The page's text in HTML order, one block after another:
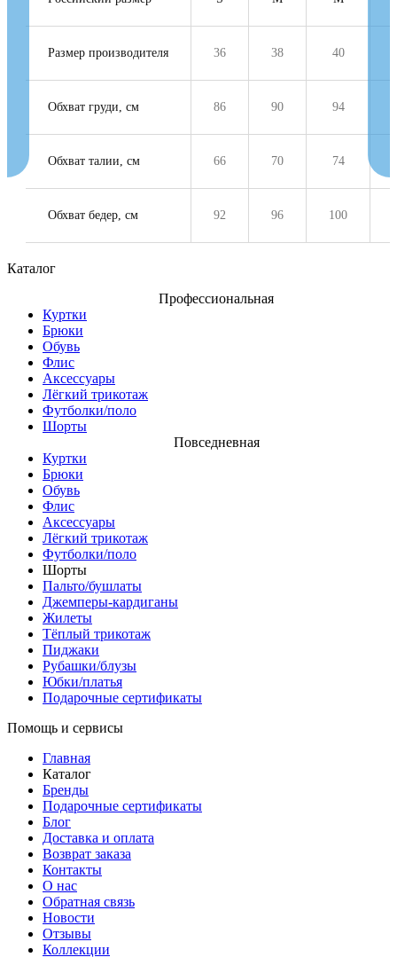
Размер производителя 36 38 40
Обхват груди, см 86 90 94
Обхват талии, см 66 70 74
Обхват бедер, см 92 96 100
Каталог
Профессиональная
Куртки
Брюки
Обувь
Флис
Аксессуары
Лёгкий трикотаж
Футболки/поло
Шорты
Повседневная
Куртки
Брюки
Обувь
Флис
Аксессуары
Лёгкий трикотаж
Футболки/поло
Шорты
Пальто/бушлаты
Джемперы-кардиганы
Жилеты
Тёплый трикотаж
Пиджаки
Рубашки/блузы
Юбки/платья
Подарочные сертификаты
Помощь и сервисы
Главная
Каталог
Бренды
Подарочные сертификаты
Блог
Доставка и оплата
Возврат заказа
Контакты
О нас
Обратная связь
Новости
Отзывы
Коллекции